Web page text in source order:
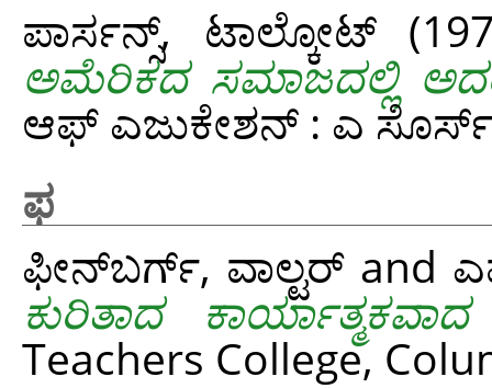
ಪಾರ್ಸನ್ಸ್, ಟಾಲ್ಕೋಟ್
ಅಮೆರಿಕದ ಸಮಾಜದಲ್ಲಿ
ಆಫ್ ಎಜುಕೇಶನ್ : ಎ ಸೊರ್ಸ್
ಫ
ಫೀನ್‌ಬರ್ಗ್, ವಾಲ್ಟರ್and
ಕುರಿತಾದ
Teachers College,